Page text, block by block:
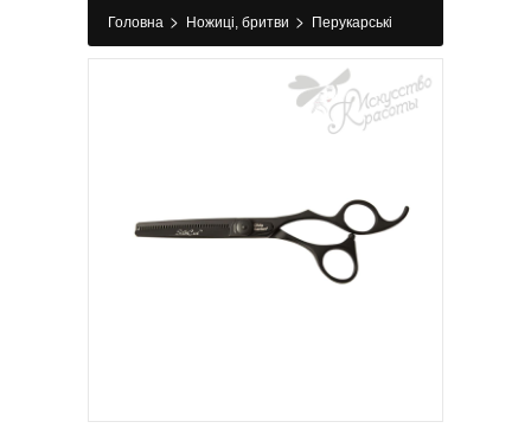
Головна > Ножиці, бритви > Перукарські
ножиці>Філірувальні ножиці>Філірувальні
ножиці Silk Cut 6.35 Thinner Eur Matt Black